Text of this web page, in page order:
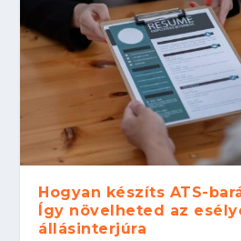
Hogyan készíts ATS-
Így növelheted az
állásinterjúra